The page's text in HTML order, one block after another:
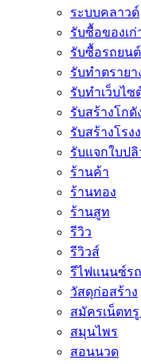
ระบบคลาวด์
รับซื้อของเก่
รับซื้อรถยนต์
รับทำตรายา
รับทำเว็บไซ
รับสร้างโกดั
รับสร้างโรง
รับแจกใบปลิ
ร้านค้า
ร้านทอง
ร้านสูท
รีวิว
รีวิวส์
รีไฟแนนซ์รถ
วัสดุก่อสร้าง
สมัครเน็ตทรู
สมุนไพร
สอนนวด